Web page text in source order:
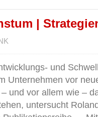
|
und
Unternehmen vor
und vor allem wie –
untersucht